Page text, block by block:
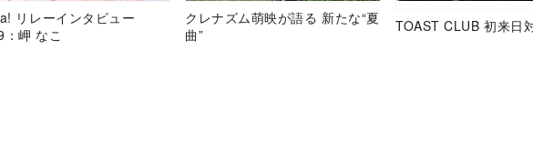
リレーインタビュー
：岬 なこ
クレナズム萌映が語る 新たな“夏
曲”
TOAST CLUB 初来日